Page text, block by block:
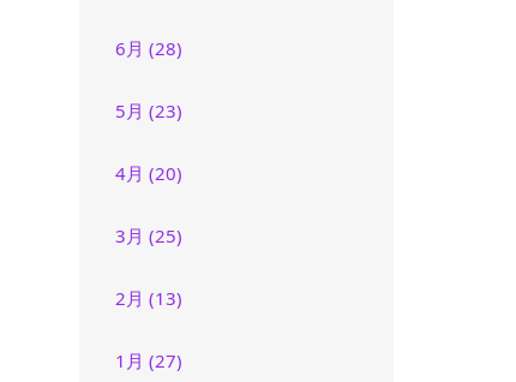
6月 (28)
5月 (23)
4月 (20)
3月 (25)
2月 (13)
1月 (27)